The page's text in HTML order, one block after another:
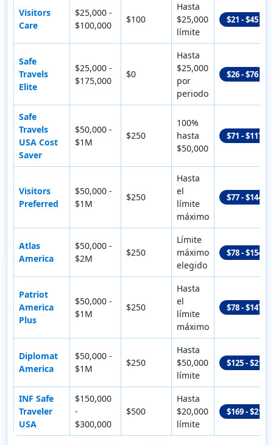
Visitors
Care
$25,000 -
$100,000
$100
Hasta
$25,000
límite
$21 - $45
Safe
Travels
Elite
$25,000 -
$175,000
$0
Hasta
$25,000
por
periodo
$26 - $76
Safe
Travels
USA Cost
Saver
$50,000 -
$1M
$250
100%
hasta
$50,000
$71 - $117
Visitors
Preferred
$50,000 -
$1M
$250
Hasta
el
límite
máximo
$77 - $144
Atlas
America
$50,000 -
$2M
$250
Límite
máximo
elegido
$78 - $154
Patriot
America
Plus
$50,000 -
$1M
$250
Hasta
el
límite
máximo
$78 - $147
Diplomat
America
$50,000 -
$1M
$250
Hasta
$50,000
límite
$125 - $214
INF Safe
Traveler
USA
$150,000
-
$300,000
$500
Hasta
$20,000
límite
$169 - $214